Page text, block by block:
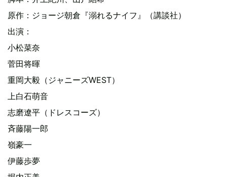
原作：ジョージ朝倉『溺れるナイフ』（講談社）
出演：
小松菜奈
菅田将暉
重岡大毅（ジャニーズWEST）
上白石萌音
志磨遼平（ドレスコーズ）
斉藤陽一郎
嶺豪一
伊藤歩夢